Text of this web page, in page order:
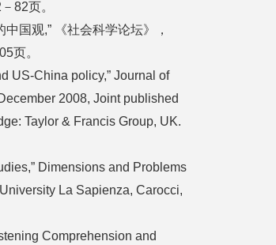
82页。
国观,” 《社会科学论坛》，
页。
US-China policy,” Journal of
2008, Joint published
Taylor & Francis Group, UK.
Dimensions and Problems
La Sapienza, Carocci,
Comprehension and